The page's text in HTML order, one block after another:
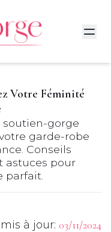
Votre Féminité
gorge
garde-robe
Conseils
astuces pour
parfait.
mis à jour: 03/11/2024